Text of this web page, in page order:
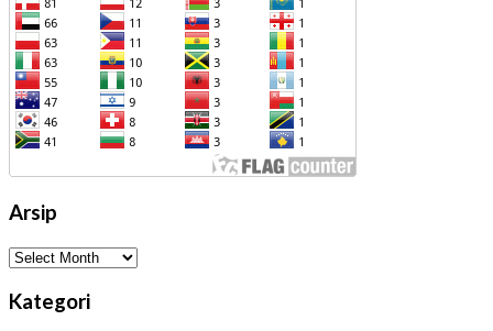
Arsip
Arsip
Kategori